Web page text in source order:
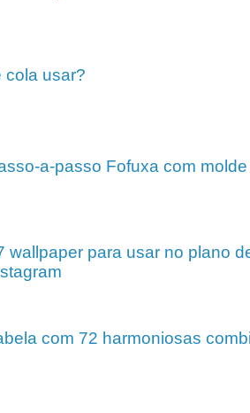
cola usar?
a-passo Fofuxa com molde
wallpaper para usar no plano
com 72 harmoniosas